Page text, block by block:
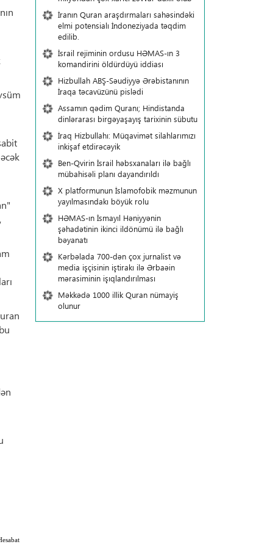
İranın Quran araşdırmaları sahəsindəki
elmi potensialı İndoneziyada təqdim
edilib.
İsrail rejiminin ordusu HƏMAS-ın 3
komandirini öldürdüyü iddiası
Hizbullah ABŞ-Səudiyyə Ərəbistanının
İraqa təcavüzünü pislədi
Assamın qədim Quranı; Hindistanda
dinlərarası birgəyaşayış tarixinin sübutu
İraq Hizbullahı: Müqavimət silahlarımızı
inkişaf etdirəcəyik
Ben-Qvirin İsrail həbsxanaları ilə bağlı
mübahisəli planı dayandırıldı
X platformunun İslamofobik məzmunun
yayılmasındakı böyük rolu
HƏMAS-ın İsmayıl Həniyyənin
şəhadətinin ikinci ildönümü ilə bağlı
bəyanatı
Kərbəlada 700-dən çox jurnalist və
media işçisinin iştirakı ilə Ərbaəin
mərasiminin işıqlandırılması
Məkkədə 1000 illik Quran nümayiş
olunur